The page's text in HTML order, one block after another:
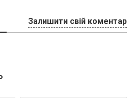
Залишити свій коментар